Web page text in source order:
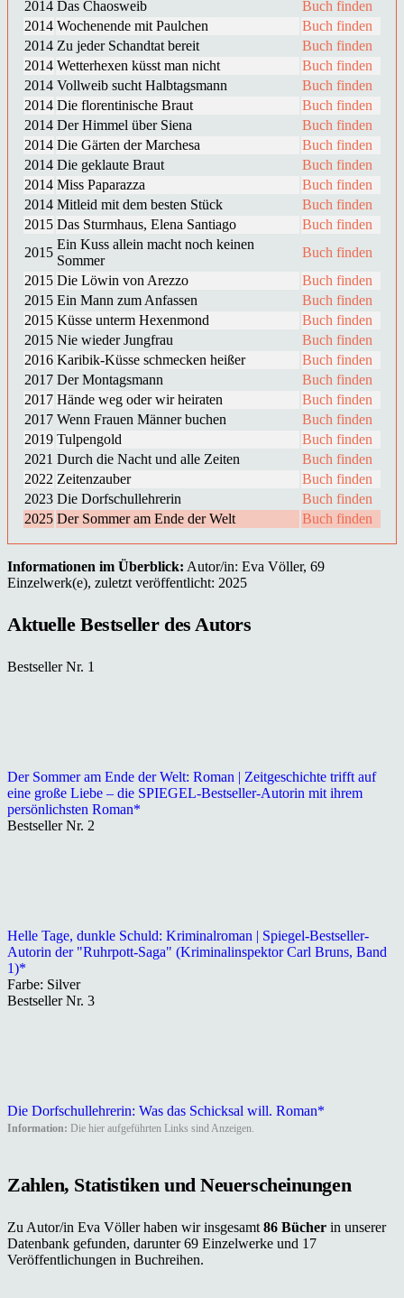
2014 Das Chaosweib
Buch finden
2014 Wochenende mit Paulchen
Buch finden
2014 Zu jeder Schandtat bereit
Buch finden
2014 Wetterhexen küsst man nicht
Buch finden
2014 Vollweib sucht Halbtagsmann
Buch finden
2014 Die florentinische Braut
Buch finden
2014 Der Himmel über Siena
Buch finden
2014 Die Gärten der Marchesa
Buch finden
2014 Die geklaute Braut
Buch finden
2014 Miss Paparazza
Buch finden
2014 Mitleid mit dem besten Stück
Buch finden
2015 Das Sturmhaus, Elena Santiago
Buch finden
2015
Ein Kuss allein macht noch keinen
Sommer
Buch finden
2015 Die Löwin von Arezzo
Buch finden
2015 Ein Mann zum Anfassen
Buch finden
2015 Küsse unterm Hexenmond
Buch finden
2015 Nie wieder Jungfrau
Buch finden
2016 Karibik-Küsse schmecken heißer
Buch finden
2017 Der Montagsmann
Buch finden
2017 Hände weg oder wir heiraten
Buch finden
2017 Wenn Frauen Männer buchen
Buch finden
2019 Tulpengold
Buch finden
2021 Durch die Nacht und alle Zeiten
Buch finden
2022 Zeitenzauber
Buch finden
2023 Die Dorfschullehrerin
Buch finden
2025 Der Sommer am Ende der Welt Buch finden
Informationen im Überblick: Autor/in: Eva Völler, 69
Einzelwerk(e), zuletzt veröffentlicht: 2025
Aktuelle Bestseller des Autors
Bestseller Nr. 1
Der Sommer am Ende der Welt: Roman | Zeitgeschichte trifft auf
eine große Liebe – die SPIEGEL-Bestseller-Autorin mit ihrem
persönlichsten Roman*
Bestseller Nr. 2
Helle Tage, dunkle Schuld: Kriminalroman | Spiegel-Bestseller-
Autorin der "Ruhrpott-Saga" (Kriminalinspektor Carl Bruns, Band
1)*
Farbe: Silver
Bestseller Nr. 3
Die Dorfschullehrerin: Was das Schicksal will. Roman*
Information: Die hier aufgeführten Links sind Anzeigen.
Zahlen, Statistiken und Neuerscheinungen
Zu Autor/in Eva Völler haben wir insgesamt 86 Bücher in unserer
Datenbank gefunden, darunter 69 Einzelwerke und 17
Veröffentlichungen in Buchreihen.